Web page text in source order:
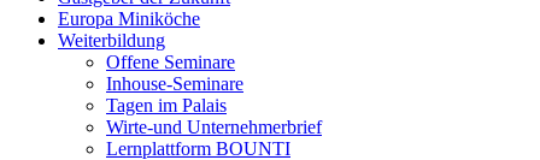
Europa Miniköche
Weiterbildung
Offene Seminare
Inhouse-Seminare
Tagen im Palais
Wirte-und Unternehmerbrief
Lernplattform BOUNTI